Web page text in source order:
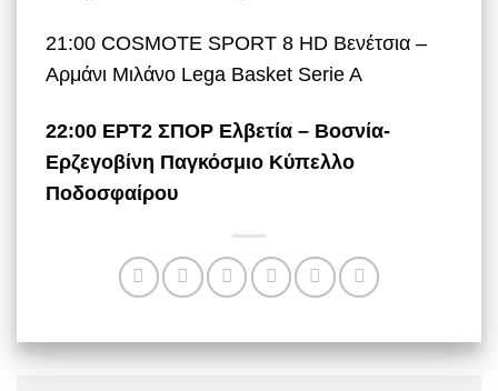
21:00 COSMOTE SPORT 8 HD Βενέτσια –
Αρμάνι Μιλάνο Lega Basket Serie A
22:00 ΕΡΤ2 ΣΠΟΡ Ελβετία – Βοσνία-
Ερζεγοβίνη Παγκόσμιο Κύπελλο
Ποδοσφαίρου